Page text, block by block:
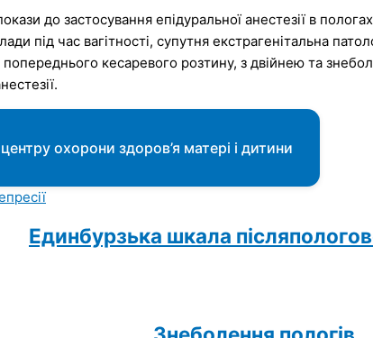
до застосування епідуральної анестезії в
під час вагітності, супутня екстрагенітальна
кесаревого розтину, з двійнею та
охорони здоров’я матері і дитини
Единбурзька шкала